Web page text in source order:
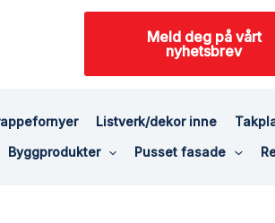
Meld deg på vårt
nyhetsbrev
Listverk/dekor inne
Byggprodukter Pusset fasade